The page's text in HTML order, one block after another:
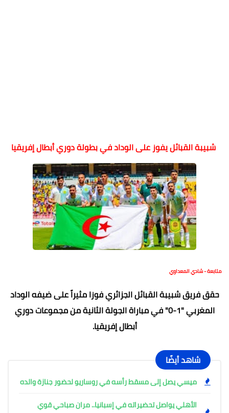
شبيبة القبائل يفوز على الوداد في بطولة دوري أبطال إفريقيا
متابعة - شادي المعداوي
حقق فريق شبيبة القبائل الجزائري فوزا مثيراً على ضيفه الوداد
المغربي "1-0" في مباراة الجولة الثانية من مجموعات دوري
أبطال إفريقيا.
شاهد أيضًا
ميسي يصل إلى مسقط رأسه في روساريو لحضور جنازة والده
الأهلي يواصل تحضيراته في إسبانيا.. مران صباحي قوي